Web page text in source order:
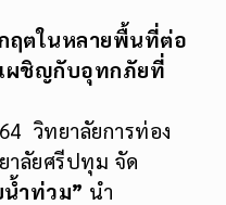
ฤตในหลายพื้นที่ต่อ
ผชิญกับอุทกภัยที่
วิทยาลัยการท่อง
าลัยศรีปทุม จัด
ำท่วม” นำ